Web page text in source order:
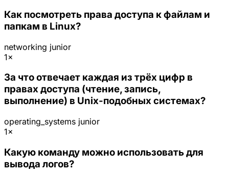
Как посмотреть права доступа к файлам и
папкам в Linux?
networking junior
1×
За что отвечает каждая из трёх цифр в
правах доступа (чтение, запись,
выполнение) в Unix-подобных системах?
operating_systems junior
1×
Какую команду можно использовать для
вывода логов?